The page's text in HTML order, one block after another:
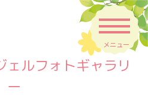
メニュー
ェルフォトギャラリ
ー